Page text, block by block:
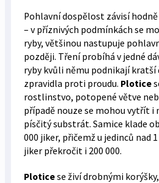
Pohlavní dospělost závisí
– v příznivých podmínkách se
ryby, většinou nastupuje
později. Tření probíhá v jedné
ryby kvůli němu podnikají kratší
zpravidla proti proudu. Plotice
rostlinstvo, potopené větve
případě nouze se mohou vytřít i
písčitý substrát. Samice klade
000 jiker, přičemž u jedinců nad
jiker překročit i 200 000.
Ploticese živí drobnými